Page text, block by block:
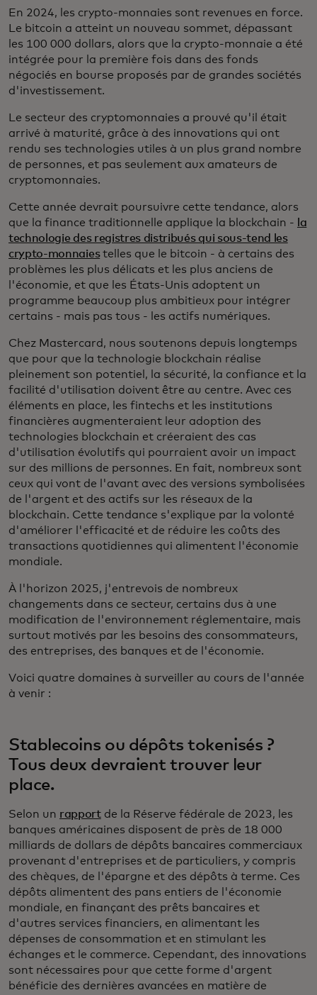
En 2024, les crypto-monnaies sont revenues en force.
Le bitcoin a atteint un nouveau sommet, dépassant
les 100 000 dollars, alors que la crypto-monnaie a été
intégrée pour la première fois dans des fonds
négociés en bourse proposés par de grandes sociétés
d'investissement.
Le secteur des cryptomonnaies a prouvé qu'il était
arrivé à maturité, grâce à des innovations qui ont
rendu ses technologies utiles à un plus grand nombre
de personnes, et pas seulement aux amateurs de
cryptomonnaies.
Cette année devrait poursuivre cette tendance, alors
que la finance traditionnelle applique la blockchain -
la
technologie des registres distribués qui sous-tend les
crypto-monnaiestelles que le bitcoin - à certains des
problèmes les plus délicats et les plus anciens de
l'économie, et que les États-Unis adoptent un
programme beaucoup plus ambitieux pour intégrer
certains - mais pas tous - les actifs numériques.
Chez Mastercard, nous soutenons depuis longtemps
que pour que la technologie blockchain réalise
pleinement son potentiel, la sécurité, la confiance et la
facilité d'utilisation doivent être au centre. Avec ces
éléments en place, les fintechs et les institutions
financières augmenteraient leur adoption des
technologies blockchain et créeraient des cas
d'utilisation évolutifs qui pourraient avoir un impact
sur des millions de personnes. En fait, nombreux sont
ceux qui vont de l'avant avec des versions symbolisées
de l'argent et des actifs sur les réseaux de la
blockchain. Cette tendance s'explique par la volonté
d'améliorer l'efficacité et de réduire les coûts des
transactions quotidiennes qui alimentent l'économie
mondiale.
À l'horizon 2025, j'entrevois de nombreux
changements dans ce secteur, certains dus à une
modification de l'environnement réglementaire, mais
surtout motivés par les besoins des consommateurs,
des entreprises, des banques et de l'économie.
Voici quatre domaines à surveiller au cours de l'année
à venir :
Stablecoins ou dépôts tokenisés ?
Tous deux devraient trouver leur
place.
Selon un rapportde la Réserve fédérale de 2023, les
banques américaines disposent de près de 18 000
milliards de dollars de dépôts bancaires commerciaux
provenant d'entreprises et de particuliers, y compris
des chèques, de l'épargne et des dépôts à terme. Ces
dépôts alimentent des pans entiers de l'économie
mondiale, en finançant des prêts bancaires et
d'autres services financiers, en alimentant les
dépenses de consommation et en stimulant les
échanges et le commerce. Cependant, des innovations
sont nécessaires pour que cette forme d'argent
bénéficie des dernières avancées en matière de